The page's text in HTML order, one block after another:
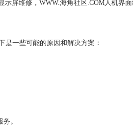
维修，WWW.海角社区.COM人机界面
是一些可能的原因和解决方案：
。